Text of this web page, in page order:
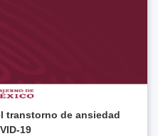
transtorno de ansiedad
19